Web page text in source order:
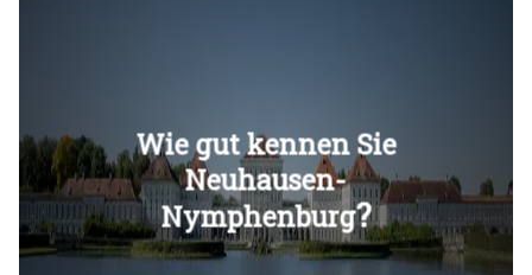
Überspringen